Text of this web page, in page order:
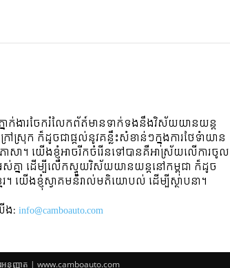
ាក់ងារចែករំលែកព័ត៍មានទាក់ទងនឹងវិស័យយានយន្ត
ៅស្រុក ក៏ដូចជាផ្តល់នូវគន្លឹះសំខាន់ៗក្នុងការថែទំាយាន
ភាសា។ យើងខ្ញុំអាចរីកចំរើនទៅបានគឺអាស្រ័យលើការចូល
ស់គ្នា ដើម្បីលើកស្ទួយវិស័យយានយន្តនៅកម្ពុជា ក៏ដូច
ែរ។ យើងខ្ញុំស្វាគមន៌រាល់មតិយោបល់ ដើម្បីស្ថាបនា។
ង: info@camboauto.com
អនុញ្ញាត | www.camboauto.com